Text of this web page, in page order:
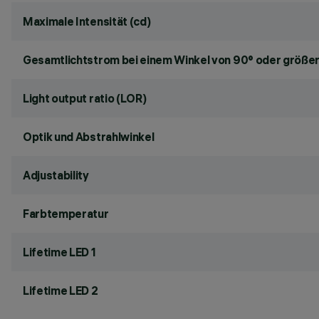
Maximale Intensität (cd)
Gesamtlichtstrom bei einem Winkel von 90° oder
Light output ratio (LOR)
Optik und Abstrahlwinkel
Adjustability
Farbtemperatur
Lifetime LED 1
Lifetime LED 2